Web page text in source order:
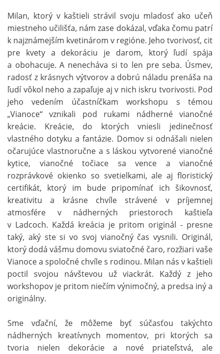
Milan, ktorý v kaštieli strávil svoju mladosť ako učeň
miestneho učilišťa, nám zase dokázal, vďaka čomu patrí
k najznámejším kvetinárom v regióne. Jeho tvorivosť, cit
pre kvety a dekoráciu je darom, ktorý ľudí spája
a obohacuje. A nenecháva si to len pre seba. Úsmev,
radosť z krásnych výtvorov a dobrú náladu prenáša na
ľudí vôkol neho a zapaľuje aj v nich iskru tvorivosti. Pod
jeho vedením účastníčkam workshopu s témou
„Vianoce“ vznikali pod rukami nádherné vianočné
kreácie. Kreácie, do ktorých vniesli jedinečnosť
vlastného dotyku a fantázie. Domov si odnášali nielen
očarujúce vlastnoručne a s láskou vytvorené vianočné
kytice, vianočné točiace sa vence a vianočné
rozprávkové okienko so svetielkami, ale aj floristický
certifikát, ktorý im bude pripomínať ich šikovnosť,
kreativitu a krásne chvíle strávené v príjemnej
atmosfére v nádherných priestoroch kaštieľa
v Ladcoch. Každá kreácia je pritom originál - presne
taký, aký ste si vo svoj vianočný čas vysnili. Originál,
ktorý dodá vášmu domovu sviatočné čaro, rozžiari vaše
Vianoce a spoločné chvíle s rodinou. Milan nás v kaštieli
poctil svojou návštevou už viackrát. Každý z jeho
workshopov je pritom niečím výnimočný, a predsa iný a
originálny.
Sme vďační, že môžeme byť súčasťou takýchto
nádherných kreatívnych momentov, pri ktorých sa
tvoria nielen dekorácie a nové priateľstvá, ale